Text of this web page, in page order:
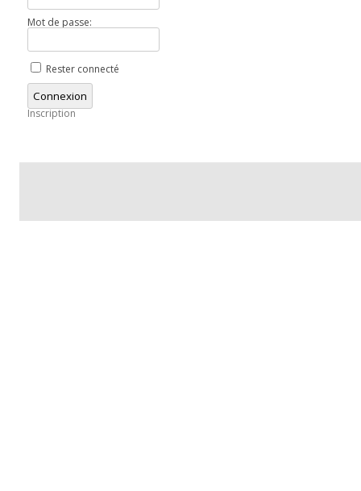
Mot de passe:
Rester connecté
Connexion
Inscription